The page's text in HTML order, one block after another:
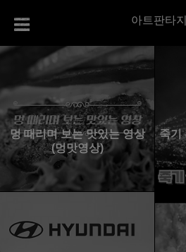
아트판타
멍 때리며 보는 맛있는 영상
(멍맛영상)
죽기